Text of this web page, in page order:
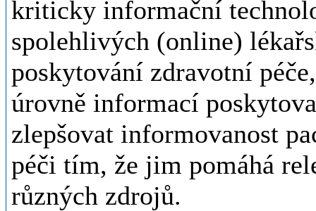
kriticky informační
spolehlivých (online)
poskytování zdravotní
úrovně informací
zlepšovat informovanost
péči tím, že jim pomáhá
různých zdrojů.